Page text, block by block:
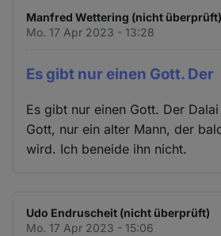
Manfred Wettering (nicht überprüft)
Mo. 17 Apr 2023 - 13:28
Es gibt nur einen Gott. Der
Es gibt nur einen Gott. Der
Gott, nur ein alter Mann, der
wird. Ich beneide ihn nicht.
Udo Endruscheit (nicht überprüft)
Mo. 17 Apr 2023 - 15:06